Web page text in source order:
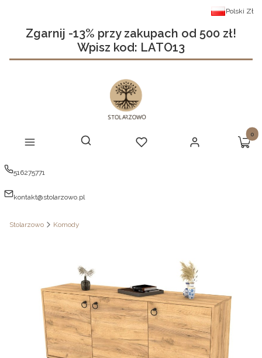
Polski Zł
Zgarnij -13% przy zakupach od 500 zł!
Wpisz kod: LATO13
Menu Otwórz wyszukiwarkę
Szukaj Ulubione Zaloguj się
516275771
kontakt@stolarzowo.pl
Stolarzowo Komody